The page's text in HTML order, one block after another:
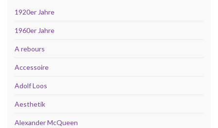
1920er Jahre
1960er Jahre
A rebours
Accessoire
Adolf Loos
Aesthetik
Alexander McQueen